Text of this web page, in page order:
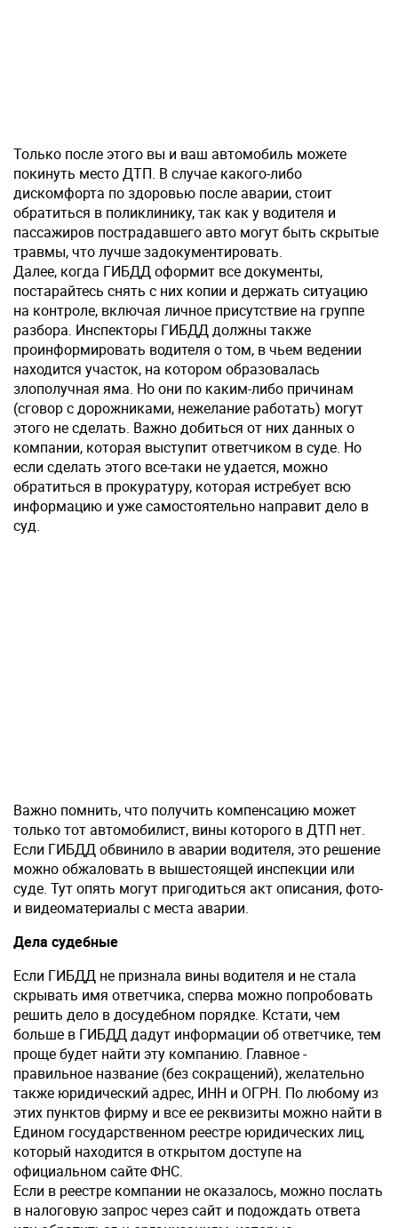
Только после этого вы и ваш автомобиль можете
покинуть место ДТП. В случае какого-либо
дискомфорта по здоровью после аварии, стоит
обратиться в поликлинику, так как у водителя и
пассажиров пострадавшего авто могут быть скрытые
травмы, что лучше задокументировать.
Далее, когда ГИБДД оформит все документы,
постарайтесь снять с них копии и держать ситуацию
на контроле, включая личное присутствие на группе
разбора. Инспекторы ГИБДД должны также
проинформировать водителя о том, в чьем ведении
находится участок, на котором образовалась
злополучная яма. Но они по каким-либо причинам
(сговор с дорожниками, нежелание работать) могут
этого не сделать. Важно добиться от них данных о
компании, которая выступит ответчиком в суде. Но
если сделать этого все-таки не удается, можно
обратиться в прокуратуру, которая истребует всю
информацию и уже самостоятельно направит дело в
суд.
Важно помнить, что получить компенсацию может
только тот автомобилист, вины которого в ДТП нет.
Если ГИБДД обвинило в аварии водителя, это решение
можно обжаловать в вышестоящей инспекции или
суде. Тут опять могут пригодиться акт описания, фото-
и видеоматериалы с места аварии.
Дела судебные
Если ГИБДД не признала вины водителя и не стала
скрывать имя ответчика, сперва можно попробовать
решить дело в досудебном порядке. Кстати, чем
больше в ГИБДД дадут информации об ответчике, тем
проще будет найти эту компанию. Главное -
правильное название (без сокращений), желательно
также юридический адрес, ИНН и ОГРН. По любому из
этих пунктов фирму и все ее реквизиты можно найти в
Едином государственном реестре юридических лиц,
который находится в открытом доступе на
официальном сайте ФНС.
Если в реестре компании не оказалось, можно послать
в налоговую запрос через сайт и подождать ответа